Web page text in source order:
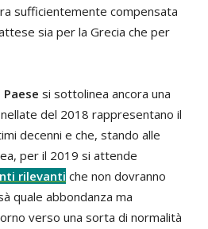
sufficientemente compensata
sia per la Grecia che per
si sottolinea ancora una
del 2018 rappresentano il
decenni e che, stando alle
per il 2019 si attende
rilevanti che non dovranno
quale abbondanza ma
verso una sorta di normalità